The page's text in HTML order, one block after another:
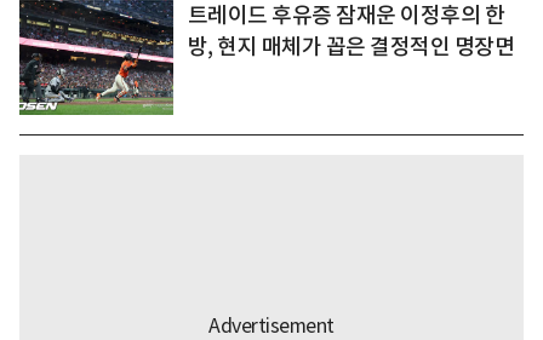
트레이드 후유증 잠재운 이정후의 한
방, 현지 매체가 꼽은 결정적인 명장면